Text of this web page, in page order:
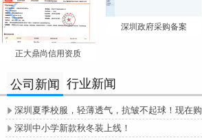
正大鼎尚信用资质
深圳政府采购备案
公司新闻 行业新闻
 深圳夏季校服，轻薄透气，抗皱不起球！现在
邮哦！
 深圳中小学新款秋冬装上线！